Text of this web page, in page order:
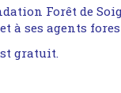
Forêt de
à ses agents
gratuit.